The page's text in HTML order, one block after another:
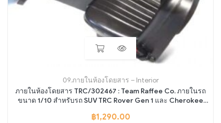
09.ภายในห้องโดยสาร – Interior
ภายในห้องโดยสาร TRC/302467 : Team Raffee Co. ภายในรถ
ขนาด 1/10 สำหรับรถ SUV TRC Rover Gen 1 และ Cherokee
฿1,290.00